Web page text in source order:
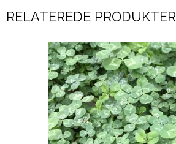
RELATEREDE PRODUKTER